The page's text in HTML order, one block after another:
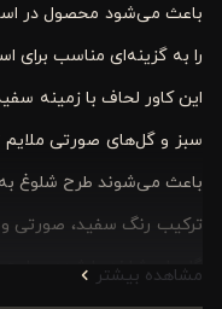
باعث می‌شود محصول در
را به گزینه‌ای مناسب برای
این کاور لحاف با زمینه
سبز و گل‌های صورتی
باعث می‌شوند طرح شلوغ
ترکیب رنگ سفید، صورتی
گل‌ها و شاخه‌ها شده و
مشاهده بیشتر